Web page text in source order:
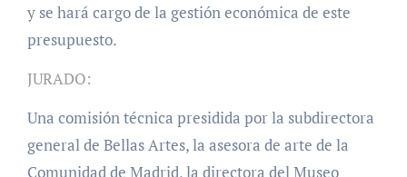
y se hará cargo de la gestión económica de este
presupuesto.
JURADO:
Una comisión técnica presidida por la subdirectora
general de Bellas Artes, la asesora de arte de la
Comunidad de Madrid, la directora del Museo